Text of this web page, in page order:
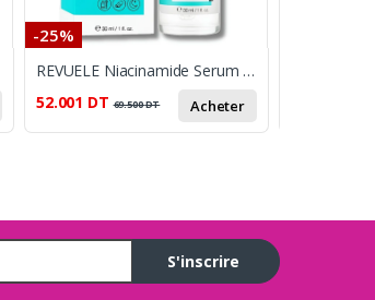
-25%
REVUELE Niacinamide Serum 15% 30ml
52.001 DT 69.500DT Acheter
S'inscrire